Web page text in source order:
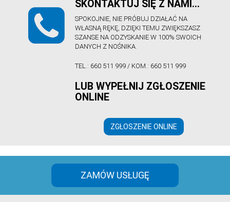
SKONTAKTUJ SIĘ Z NAMI…
SPOKOJNIE, NIE PRÓBUJ DZIAŁAĆ NA
WŁASNĄ RĘKĘ, DZIĘKI TEMU ZWIĘKSZASZ
SZANSE NA ODZYSKANIE W 100% SWOICH
DANYCH Z NOŚNIKA.
TEL.: 660 511 999 / KOM.: 660 511 999
LUB WYPEŁNIJ ZGŁOSZENIE
ONLINE
ZGŁOSZENIE ONLINE
ZAMÓW USŁUGĘ